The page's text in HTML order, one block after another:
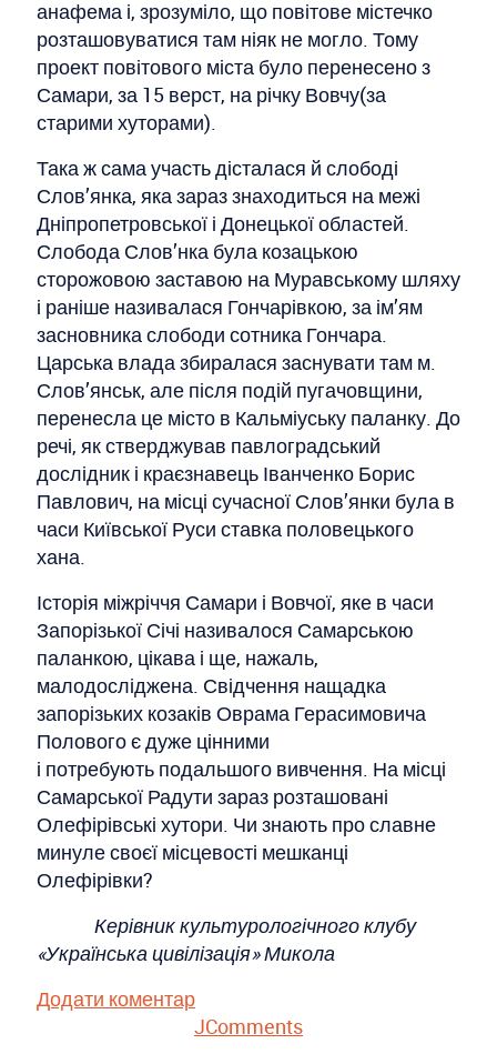
анафема і, зрозуміло, що повітове містечко
розташовуватися там ніяк не могло. Тому
проект повітового міста було перенесено з
Самари, за 15 верст, на річку Вовчу(за
старими хуторами).
Така ж сама участь дісталася й слободі
Слов’янка, яка зараз знаходиться на межі
Дніпропетровської і Донецької областей.
Слобода Слов’нка була козацькою
сторожовою заставою на Муравському шляху
і раніше називалася Гончарівкою, за ім’ям
засновника слободи сотника Гончара.
Царська влада збиралася заснувати там м.
Слов’янськ, але після подій пугачовщини,
перенесла це місто в Кальміуську паланку. До
речі, як стверджував павлоградський
дослідник і краєзнавець Іванченко Борис
Павлович, на місці сучасної Слов’янки була в
часи Київської Руси ставка половецького
хана.
Історія міжріччя Самари і Вовчої, яке в часи
Запорізької Січі називалося Самарською
паланкою, цікава і ще, нажаль,
малодосліджена. Свідчення нащадка
запорізьких козаків Оврама Герасимовича
Полового є дуже цінними
і потребують подальшого вивчення. На місці
Самарської Радути зараз розташовані
Олефірівські хутори. Чи знають про славне
минуле своєї місцевості мешканці
Олефірівки?
Керівник культурологічного клубу
«Українська цивілізація» Микола
Додати коментар
JComments